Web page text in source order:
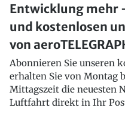
Entwicklung mehr
und kostenlosen
von
Abonnieren Sie unseren
erhalten Sie von Montag
Mittagszeit die neuesten
Luftfahrt direkt in Ihr